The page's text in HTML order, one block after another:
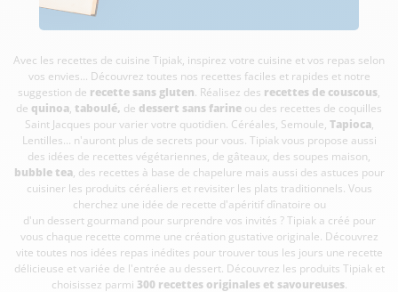
Avec les recettes de cuisine Tipiak, inspirez votre cuisine et vos repas selon
vos envies... Découvrez toutes nos recettes faciles et rapides et notre
suggestion de recette sans gluten. Réalisez des recettes de couscous,
de quinoa, taboulé, de dessert sans farine ou des recettes de coquilles
Saint Jacques pour varier votre quotidien. Céréales, Semoule, Tapioca,
Lentilles... n'auront plus de secrets pour vous. Tipiak vous propose aussi
des idées de recettes végétariennes, de gâteaux, des soupes maison,
bubble tea, des recettes à base de chapelure mais aussi des astuces pour
cuisiner les produits céréaliers et revisiter les plats traditionnels. Vous
cherchez une idée de recette d'apéritif dînatoire ou
d'un dessert gourmand pour surprendre vos invités ? Tipiak a créé pour
vous chaque recette comme une création gustative originale. Découvrez
vite toutes nos idées repas inédites pour trouver tous les jours une recette
délicieuse et variée de l'entrée au dessert. Découvrez les produits Tipiak et
choisissez parmi 300 recettes originales et savoureuses.